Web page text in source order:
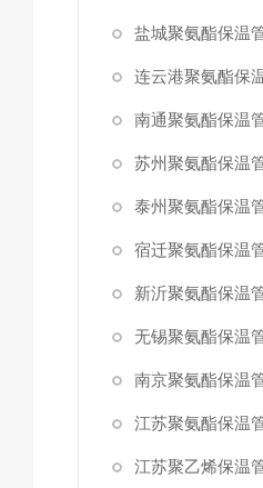
盐城聚氨酯保温
连云港聚氨酯保
南通聚氨酯保温
苏州聚氨酯保温
泰州聚氨酯保温
宿迁聚氨酯保温
新沂聚氨酯保温
无锡聚氨酯保温
南京聚氨酯保温
江苏聚氨酯保温
江苏聚乙烯保温